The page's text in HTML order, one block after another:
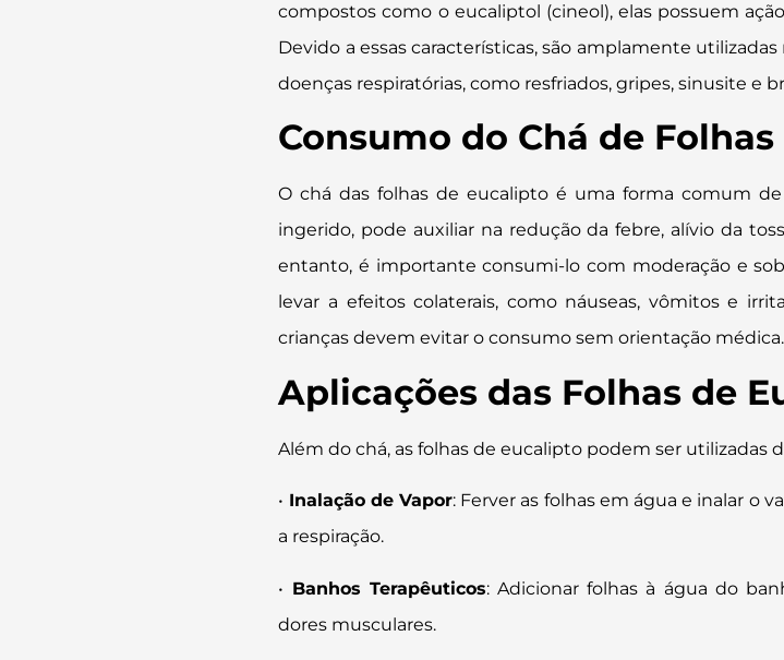
compostos como o eucaliptol (cineol), elas possuem
Devido a essas características, são amplamente
doenças respiratórias, como resfriados, gripes, sinusite e
Consumo do Chá de
O chá das folhas de eucalipto é uma forma comum
ingerido, pode auxiliar na redução da febre, alívio da
entanto, é importante consumi-lo com moderação e
levar a efeitos colaterais, como náuseas, vômitos e
crianças devem evitar o consumo sem orientação médica.
Aplicações das Folhas de
Além do chá, as folhas de eucalipto podem ser utilizadas
• Inalação de Vapor: Ferver as folhas em água e inalar o
a respiração.
• Banhos Terapêuticos: Adicionar folhas à água do
dores musculares.